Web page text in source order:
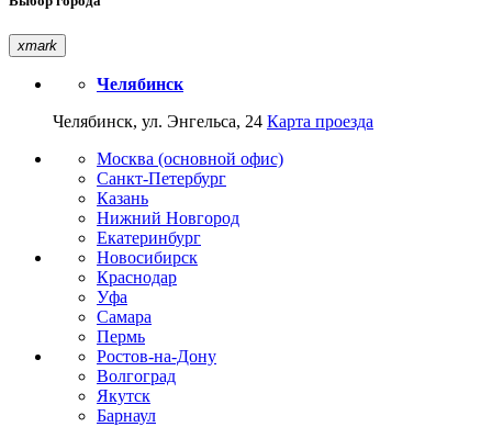
xmark
Челябинск
Челябинск, ул. Энгельса, 24 Карта проезда
Москва (основной офис)
Санкт-Петербург
Казань
Нижний Новгород
Екатеринбург
Новосибирск
Краснодар
Уфа
Самара
Пермь
Ростов-на-Дону
Волгоград
Якутск
Барнаул